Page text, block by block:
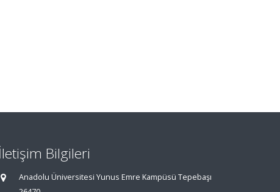
İletişim Bilgileri
Anadolu Üniversitesi Yunus Emre Kampüsü Tepebaşı